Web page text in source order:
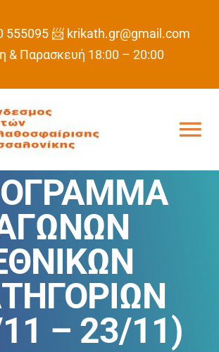
555095 📨 krikath.gr@gmail.com
& Παρασκευή 18:00 – 20:00
– 23/11)